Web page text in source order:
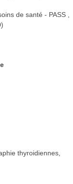
de santé - PASS
thyroidiennes,